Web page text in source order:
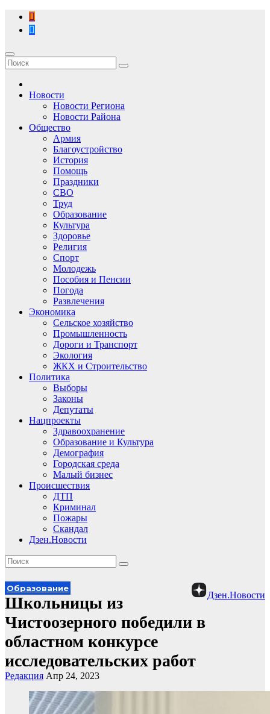
Перейти
содержимому
Новости
Новости Региона
Новости Района
Общество
Армия
Благоустройство
История
Помощь
Праздники
СВО
Труд
Образование
Культура
Здоровье
Религия
Спорт
Молодежь
Пособия и Пенсии
Погода
Развлечения
Экономика
Сельское хозяйство
Промышленность
Дороги и Транспорт
Экология
ЖКХ и Строительство
Политика
Выборы
Законы
Депутаты
Нацпроекты
Здравоохранение
Образование и Культура
Демография
Городская среда
Малый бизнес
Происшествия
ДТП
Криминал
Пожары
Скандал
Дзен.Новости
Дзен.Новости
Образование
Школьницы из
Чистоозерного победили в
областном конкурсе
исследовательских работ
Редакция Апр 24, 2023